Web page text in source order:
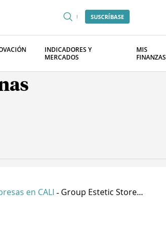
SUSCRÍBASE
INDICADORES Y
MERCADOS
MIS
FINANZAS
en CALI - Group Estetic Store...